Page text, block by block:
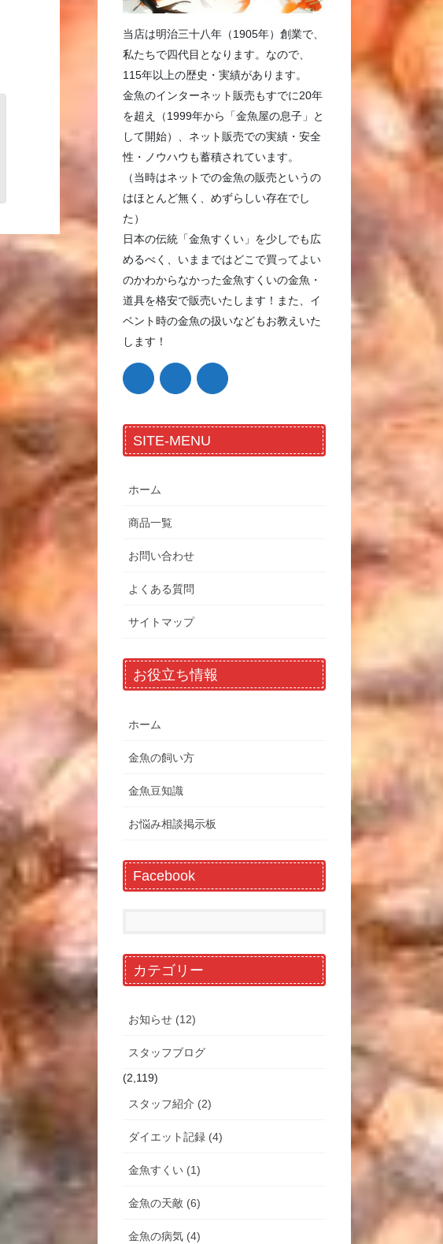
当店は明治三十八年（1905年）創業で、
私たちで四代目となります。なので、
115年以上の歴史・実績があります。
金魚のインターネット販売もすでに20年
を超え（1999年から「金魚屋の息子」と
して開始）、ネット販売での実績・安全
性・ノウハウも蓄積されています。
（当時はネットでの金魚の販売というの
はほとんど無く、めずらしい存在でし
た）
日本の伝統「金魚すくい」を少しでも広
めるべく、いままではどこで買ってよい
のかわからなかった金魚すくいの金魚・
道具を格安で販売いたします！また、イ
ベント時の金魚の扱いなどもお教えいた
します！
SITE-MENU
ホーム
商品一覧
お問い合わせ
よくある質問
サイトマップ
お役立ち情報
ホーム
金魚の飼い方
金魚豆知識
お悩み相談掲示板
Facebook
カテゴリー
お知らせ (12)
スタッフブログ
(2,119)
スタッフ紹介 (2)
ダイエット記録 (4)
金魚すくい (1)
金魚の天敵 (6)
金魚の病気 (4)